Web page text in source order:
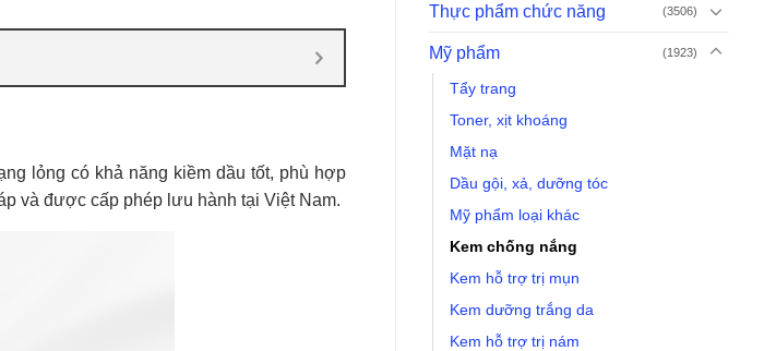
Thực phẩm chức năng (3506)
Mỹ phẩm (1923)
Tẩy trang
Toner, xịt khoáng
Mặt nạ
Dầu gội, xả, dưỡng tóc
Mỹ phẩm loại khác
Kem chống nắng
Kem hỗ trợ trị mụn
Kem dưỡng trắng da
Kem hỗ trợ trị nám
lỏng có khả năng kiềm dầu tốt, phù hợp
và được cấp phép lưu hành tại Việt Nam.